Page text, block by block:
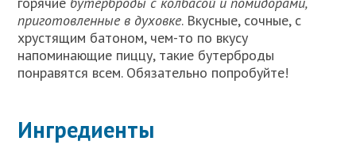
приготовленные в духовке. Вкусные, сочные, с
хрустящим батоном, чем-то по вкусу
напоминающие пиццу, такие бутерброды
понравятся всем. Обязательно попробуйте!
Ингредиенты